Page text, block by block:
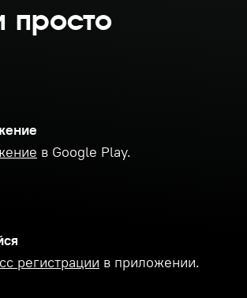
просто
в Google Play.
регистрации в приложении.